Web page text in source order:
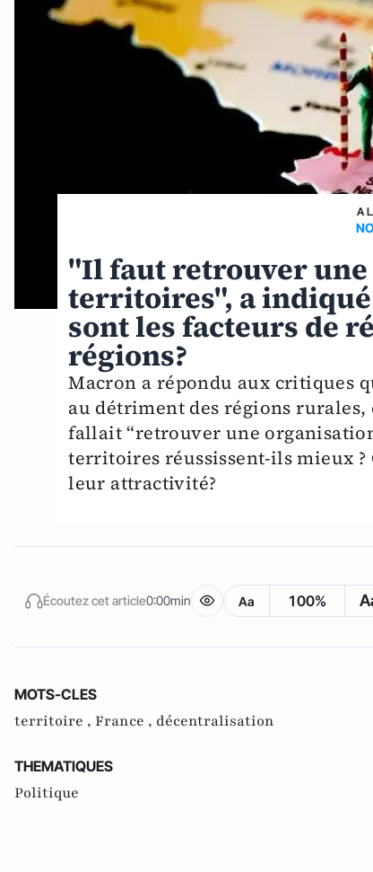
A
"Il faut retrouver
territoires", a
sont les facteurs de
régions?
Macron a répondu aux critiques
au détriment des régions
fallait “retrouver une
territoires réussissent-ils mieux ?
leur attractivité?
Écoutez cet article0:00min Aa 100%
MOTS-CLES
territoire , France , décentralisation
THEMATIQUES
Politique